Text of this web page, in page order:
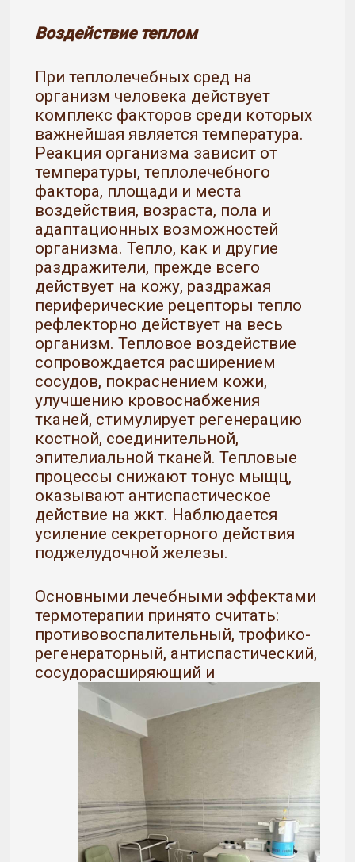
Воздействие теплом
При теплолечебных сред на
организм человека действует
комплекс факторов среди которых
важнейшая является температура.
Реакция организма зависит от
температуры, теплолечебного
фактора, площади и места
воздействия, возраста, пола и
адаптационных возможностей
организма. Тепло, как и другие
раздражители, прежде всего
действует на кожу, раздражая
периферические рецепторы тепло
рефлекторно действует на весь
организм. Тепловое воздействие
сопровождается расширением
сосудов, покраснением кожи,
улучшению кровоснабжения
тканей, стимулирует регенерацию
костной, соединительной,
эпителиальной тканей. Тепловые
процессы снижают тонус мыщц,
оказывают антиспастическое
действие на жкт. Наблюдается
усиление секреторного действия
поджелудочной железы.
Основными лечебными эффектами
термотерапии принято считать:
противовоспалительный, трофико-
регенераторный, антиспастический,
сосудорасширяющий и